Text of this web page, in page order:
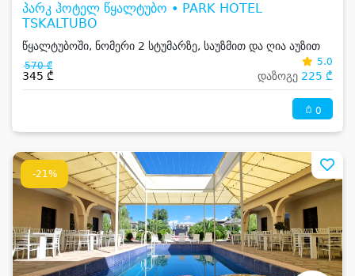
პარკ ჰოტელ წყალტუბო • PARK HOTEL
TSKALTUBO
წყალტუბოში, ნომერი 2 სტუმარზე, საუზმით და ღია აუზით
570 ₾
345 ₾
5.0
დაზოგე 225 ₾
0
-21%